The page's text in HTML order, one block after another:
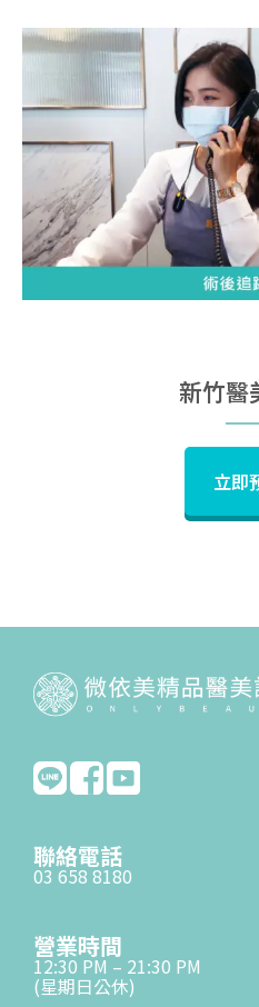
新竹醫
立即
聯絡電話
03 658 8180
營業時間
12:30 PM – 21:30 PM
(星期日公休)